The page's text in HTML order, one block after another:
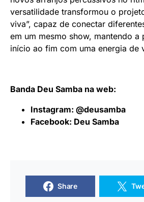
versatilidade transformou o
viva”, capaz de conectar
em um mesmo show, mantendo a
início ao fim com uma energia de
Banda Deu Samba na web:
Instagram: @deusamba
Facebook: Deu Samba
Share